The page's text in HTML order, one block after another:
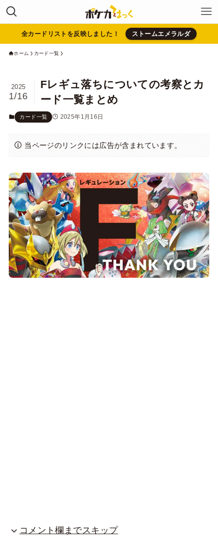
全カードリストを反映しました！ ストームエメラルダ
ホーム カード一覧
Fレギュ落ちについての考察とカ
ード一覧まとめ
2025
1/16
カード一覧 2025年1月16日
当ページのリンクには広告が含まれています。
コメント欄までスキップ